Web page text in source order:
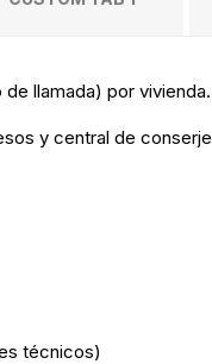
llamada) por vivienda.
y central de
técnicos)